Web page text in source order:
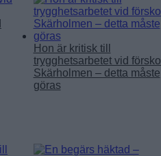
Hon är kritisk till
trygghetsarbetet vid
Skärholmen – detta måste
göras